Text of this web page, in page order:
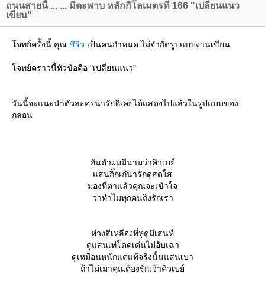
ถนนสายนี้ ... ... มีตะพาบ หลักกิโลเมตรที่ 166 "เปลี่ยนแนว
เขียน"
จทย์ครั้งนี้ คุณ ชีริว เป็นคนกำหนด ไม่จำกัดรูปแบบงานเขียน
จทย์คราวนี้หัวข้อคือ "เปลี่ยนแนว"
วันนี้จะแนะนำตัวละครน่ารักที่เคยได้แสดงไปแล้วในรูปแบบของ
กลอน
อันตัวผมมีนามว่าคิวเบย์
สนกิ๊กเก๋น่ารักดูสดใส
มองที่ตาแล้วคุณจะเข้าใจ
ว่าทำไมทุกคนถึงรักเรา
ห่วงสีเหลืองที่หูดูมีเสน่ห์
ดูแสนเท่โดดเด่นไม่อับเฉา
ดูเหมือนหนักแต่แท้จริงนั้นแสนเบา
ถ้าไม่เมาคุณต้องรักเจ้าคิวเบย์